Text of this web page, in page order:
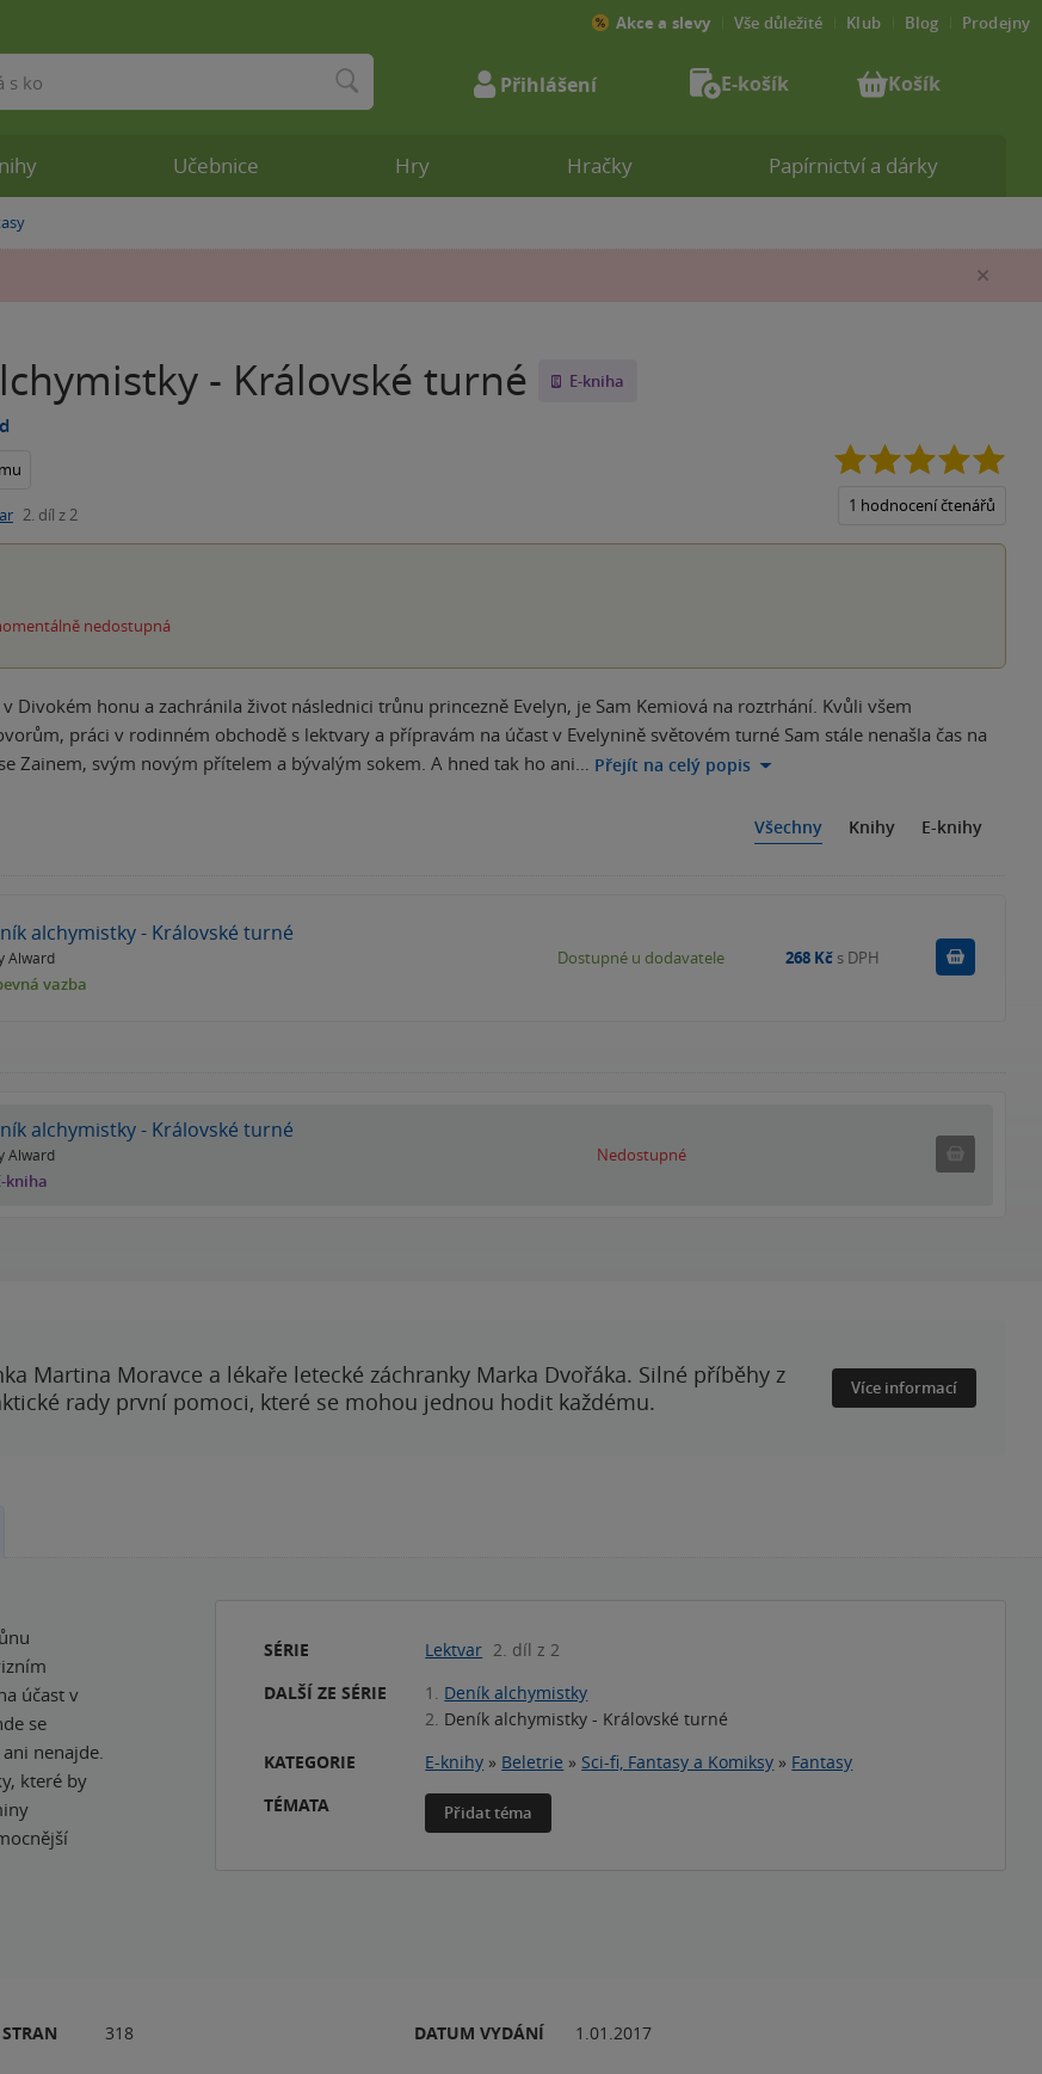
- Královské turné E-kniha
2. díl z 2 1 hodnocení čtenářů
nedostupná
Divokém honu a zachránila život následnici trůnu princezně Evelyn, je Sam Kemiová na roztrhání. Kvůli všem
práci v rodinném obchodě s lektvary a přípravám na účast v Evelynině světovém turné Sam stále nenašla čas na
Zainem, svým novým přítelem a bývalým sokem. A hned tak ho ani… Přejít na celý popis
Všechny Knihy E-knihy
alchymistky - Královské turné
Alward
vazba
Dostupné u dodavatele 268 Kč s DPH
alchymistky - Královské turné
Alward
kniha
Nedostupné Nedostupné
Martina Moravce a lékaře letecké záchranky Marka Dvořáka. Silné příběhy z
rady první pomoci, které se mohou jednou hodit každému.
Více informací
účast v
se
nenajde.
které by
SÉRIE Lektvar 2. díl z 2
DALŠÍ ZE SÉRIE
1. Deník alchymistky
2. Deník alchymistky - Královské turné
KATEGORIE
E-knihy » Beletrie » Sci-fi, Fantasy a Komiksy » Fantasy
TÉMATA
Přidat téma
318 DATUM VYDÁNÍ 1.01.2017
Učebnice Hry Hračky Papírnictví a dárky
Akce a slevy Vše důležité Klub Blog Prodejny
Přihlášení E-košík Košík